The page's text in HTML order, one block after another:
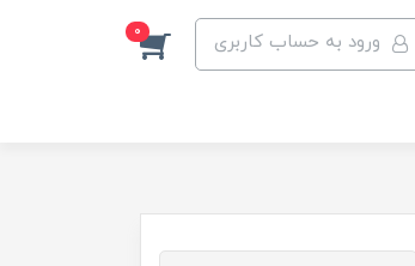
ورود به حساب کاربری 0